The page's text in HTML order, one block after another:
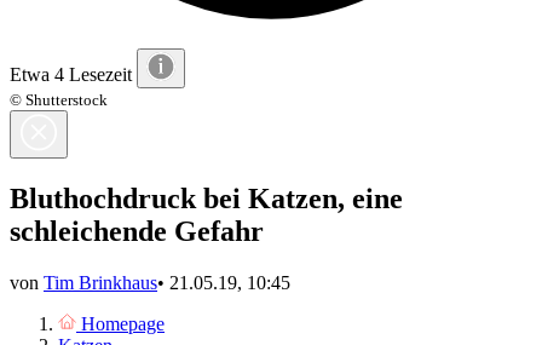
Etwa 4 Lesezeit
© Shutterstock
Bluthochdruck bei Katzen, eine
schleichende Gefahr
von Tim Brinkhaus• 21.05.19, 10:45
Homepage